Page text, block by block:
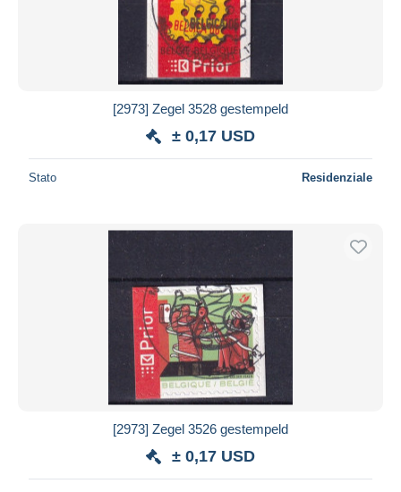
[2973] Zegel 3528 gestempeld
± 0,17 USD
Stato Residenziale
[2973] Zegel 3526 gestempeld
± 0,17 USD